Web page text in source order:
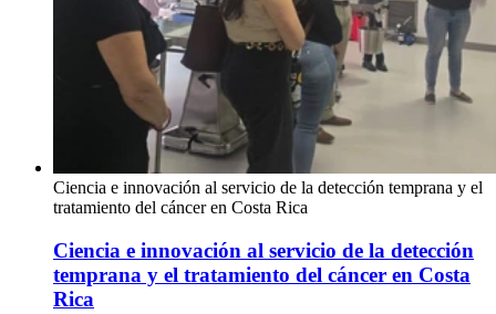
Ciencia e innovación al servicio de la detección temprana y el
tratamiento del cáncer en Costa Rica
Ciencia e innovación al servicio de la detección
temprana y el tratamiento del cáncer en Costa
Rica